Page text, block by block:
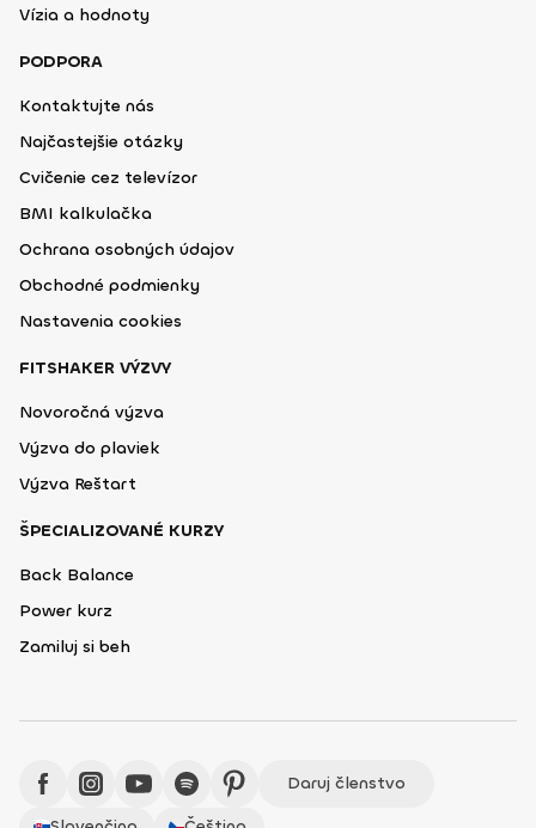
Vízia a hodnoty
PODPORA
Kontaktujte nás
Najčastejšie otázky
Cvičenie cez televízor
BMI kalkulačka
Ochrana osobných údajov
Obchodné podmienky
Nastavenia cookies
FITSHAKER VÝZVY
Novoročná výzva
Výzva do plaviek
Výzva Reštart
ŠPECIALIZOVANÉ KURZY
Back Balance
Power kurz
Zamiluj si beh
Daruj členstvo